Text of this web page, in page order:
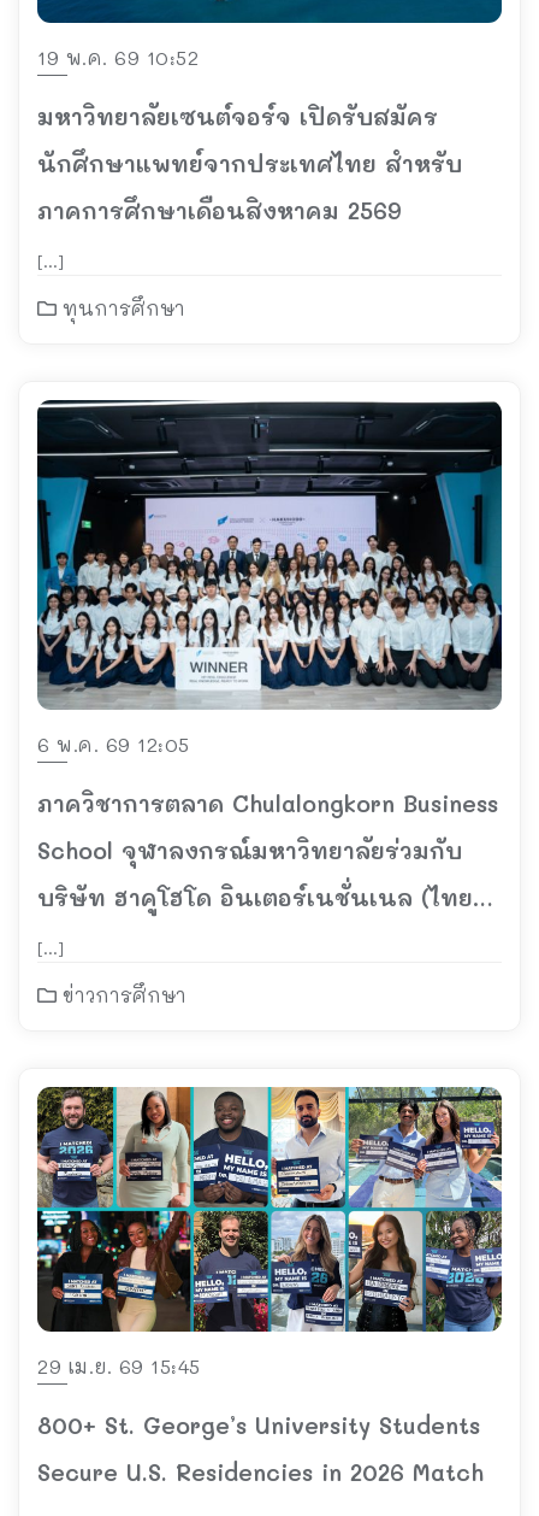
19 พ.ค. 69 10:52
มหาวิทยาลัยเซนต์จอร์จ เปิดรับสมัคร
นักศึกษาแพทย์จากประเทศไทย สำหรับ
ภาคการศึกษาเดือนสิงหาคม 2569
[…]
ทุนการศึกษา
6 พ.ค. 69 12:05
ภาควิชาการตลาด Chulalongkorn Business
School จุฬาลงกรณ์มหาวิทยาลัยร่วมกับ
บริษัท ฮาคูโฮโด อินเตอร์เนชั่นเนล (ไทย
แลนด์) ประกาศความสำเร็จ โครงการ
“HIT REAL CHALLENGE ปีที่ 3”
[…]
ข่าวการศึกษา
29 เม.ย. 69 15:45
800+ St. George’s University Students
Secure U.S. Residencies in 2026 Match